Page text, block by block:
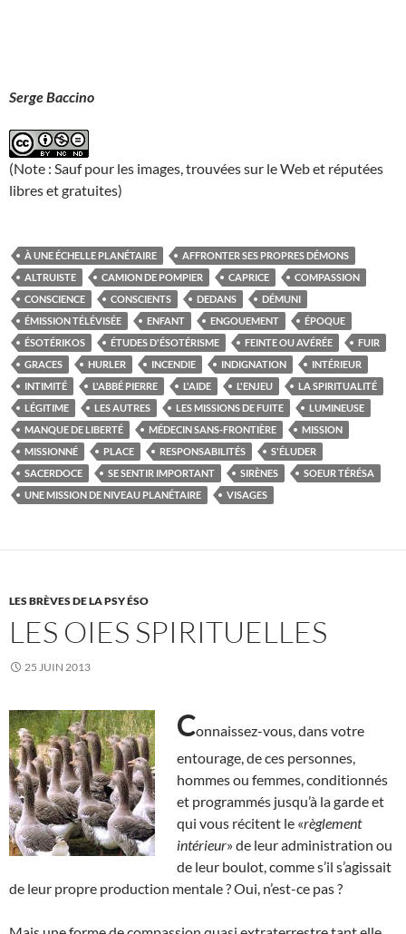
Serge Baccino
(Note : Sauf pour les images, trouvées sur le Web et réputées
libres et gratuites)
À UNE ÉCHELLE PLANÉTAIRE
AFFRONTER SES PROPRES DÉMONS
ALTRUISTE
CAMION DE POMPIER CAPRICE
COMPASSION
CONSCIENCE
CONSCIENTS DEDANS
DÉMUNI
ÉMISSION TÉLÉVISÉE
ENFANT ENGOUEMENT
ÉPOQUE
ÉSOTÉRIKOS
ÉTUDES D'ÉSOTÉRISME FEINTE OU AVÉRÉE
FUIR
GRACES
HURLER INCENDIE INDIGNATION
INTÉRIEUR
INTIMITÉ
L'ABBÉ PIERRE L'AIDE L'ENJEU
LA SPIRITUALITÉ
LÉGITIME
LES AUTRES LES MISSIONS DE FUITE
LUMINEUSE
MANQUE DE LIBERTÉ
MÉDECIN SANS-FRONTIÈRE
MISSION
MISSIONNÉ
PLACE RESPONSABILITÉS
S'ÉLUDER
SACERDOCE
SE SENTIR IMPORTANT SIRÈNES
SOEUR TÉRÉSA
UNE MISSION DE NIVEAU PLANÉTAIRE
VISAGES
LES BRÈVES DE LA PSY ÉSO
LES OIES SPIRITUELLES
25 JUIN 2013
Connaissez-vous, dans votre
entourage, de ces personnes,
hommes ou femmes, conditionnés
et programmés jusqu’à la garde et
qui vous récitent le «règlement
intérieur» de leur administration ou
de leur boulot, comme s’il s’agissait
de leur propre production mentale ? Oui, n’est-ce pas ?